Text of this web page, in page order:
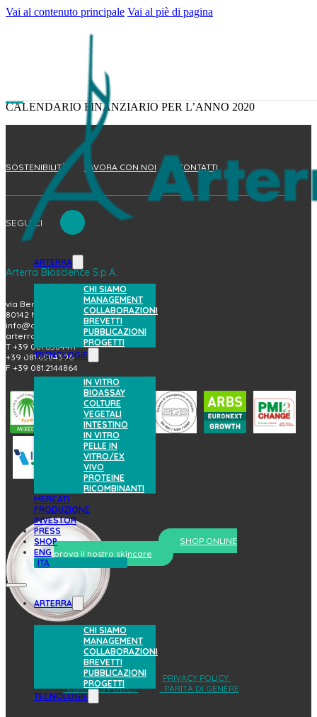
Vai al contenuto principale Vai al piè di pagina
ARTERRA
CHI SIAMO
MANAGEMENT
COLLABORAZIONI
BREVETTI
PUBBLICAZIONI
PROGETTI
TECNOLOGIE
IN VITRO
BIOASSAY
COLTURE
VEGETALI
INTESTINO
IN VITRO
PELLE IN
VITRO/EX
VIVO
PROTEINE
RICOMBINANTI
MERCATI
PRODUZIONE
INVESTOR
PRESS
SHOP
ENG
ITA
ARTERRA
CHI SIAMO
MANAGEMENT
COLLABORAZIONI
BREVETTI
PUBBLICAZIONI
PROGETTI
TECNOLOGIE
CALENDARIO FINANZIARIO PER L’ANNO 2020
SOSTENIBILITÀ LAVORA CON NOI CONTATTI
SEGUICI
Arterra Bioscience S.p.A.
via Benedetto Brin, 69
80142 Napoli (Italy)
info@arterrabio.it
arterra@pec.it
T +39 081.6584411
+39 081.6584396
F +39 081.2144864
SHOP ONLINE
prova il nostro skincare
AREA RISERVATA
PRIVACY POLICY
COOKIES POLICY
PARITÀ DI GENERE